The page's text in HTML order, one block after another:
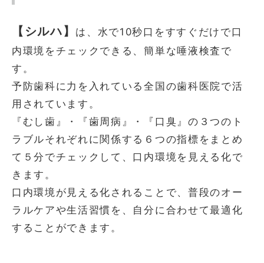
【シルハ】
は、水で10秒口をすすぐだけで口
内環境をチェックできる、簡単な唾液検査で
す。
予防歯科に力を入れている全国の歯科医院で活
用されています。
『むし歯』・『歯周病』・『口臭』の３つのト
ラブルそれぞれに関係する６つの指標をまとめ
て５分でチェックして、口内環境を見える化で
きます。
口内環境が見える化されることで、普段のオー
ラルケアや生活習慣を、自分に合わせて最適化
することができます。